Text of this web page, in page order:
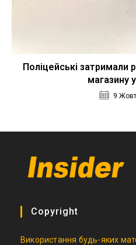
Поліцейські затримали
магазину
9
Copyright
Використання будь-яких